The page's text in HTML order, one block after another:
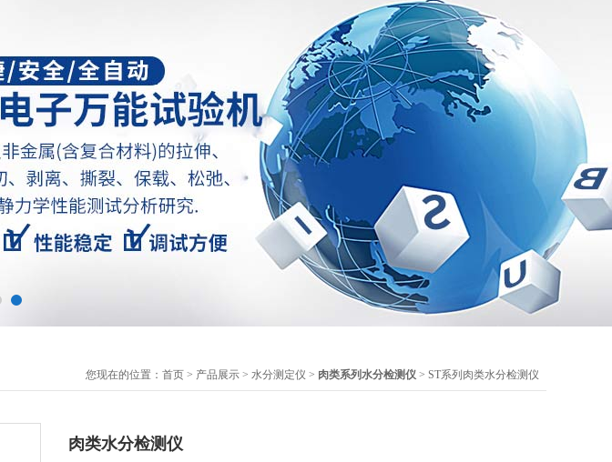
您现在的位置： 首页 > 产品展示 > 水分测定仪 > 肉类系列水分检测仪 > ST系列肉类水分检测仪
肉类水分检测仪